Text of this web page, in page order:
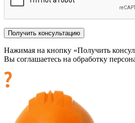
Нажимая на кнопку «Получить
Вы соглашаетесь на обработку